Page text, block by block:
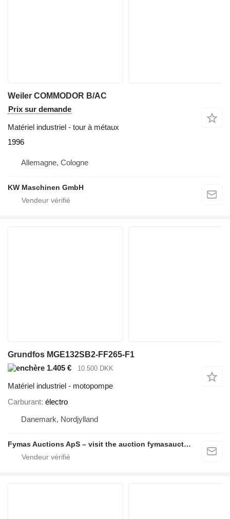
Weiler COMMODOR B/AC
Prix sur demande
Matériel industriel - tour à métaux
1996
Allemagne, Cologne
KW Maschinen GmbH
Grundfos MGE132SB2-FF265-F1
1.405 €
10.500 DKK
Matériel industriel - motopompe
Carburant électro
Danemark, Nordjylland
Fymas Auctions ApS – visit the auction fymasauctions.dk